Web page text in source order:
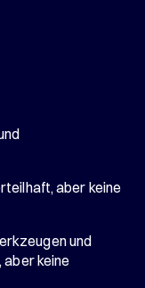
aber keine
und
keine